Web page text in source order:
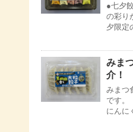
●七夕
の彩り
夕限定
みま
介！
みまつ
です。
にんに